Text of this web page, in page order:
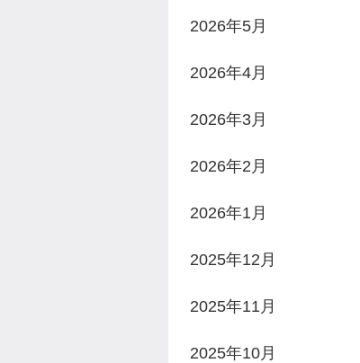
2026年5月
2026年4月
2026年3月
2026年2月
2026年1月
2025年12月
2025年11月
2025年10月